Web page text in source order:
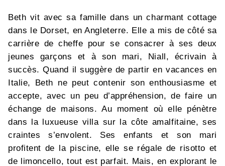
Beth vit avec sa famille dans un charmant cottage
dans le Dorset, en Angleterre. Elle a mis de côté sa
carrière de cheffe pour se consacrer à ses deux
jeunes garçons et à son mari, Niall, écrivain à
succès. Quand il suggère de partir en vacances en
Italie, Beth ne peut contenir son enthousiasme et
accepte, avec un peu d’appréhension, de faire un
échange de maisons. Au moment où elle pénètre
dans la luxueuse villa sur la côte amalfitaine, ses
craintes s’envolent. Ses enfants et son mari
profitent de la piscine, elle se régale de risotto et
de limoncello, tout est parfait. Mais, en explorant le